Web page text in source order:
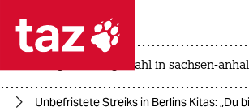
 taz zahl ich
taz zahl ich
landtagswahl in sachsen-
Unbefristete Streiks in Berlins Kitas: „Du